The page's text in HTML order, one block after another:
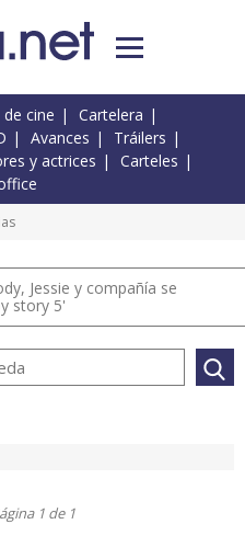
cine
Cartelera
Avances
Tráilers
y actrices
Carteles
Jessie y compañía se
story 5'
1 de 1